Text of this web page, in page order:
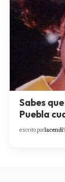
Sabes
Puebla
escrito porlacendi